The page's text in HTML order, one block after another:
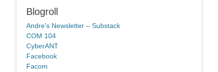
Blogroll
Andre's Newsletter – Substack
COM 104
CyberANT
Facebook
Facom